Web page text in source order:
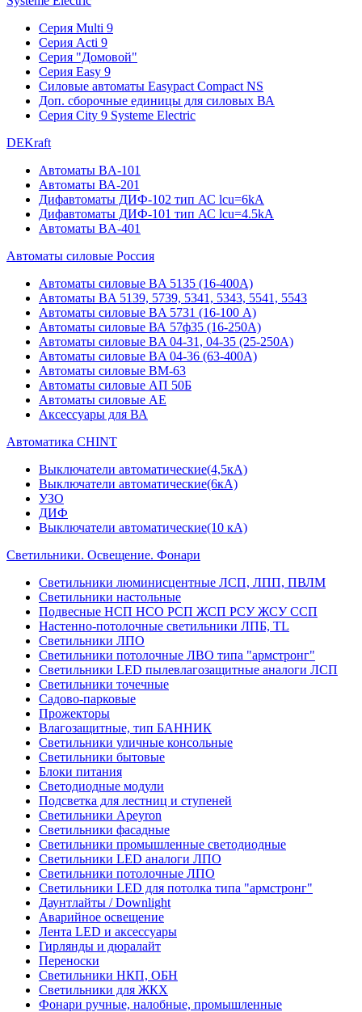
Серия Multi 9
Серия Acti 9
Серия "Домовой"
Серия Easy 9
Силовые автоматы Easypact Compact NS
Доп. сборочные единицы для силовых ВА
Серия City 9 Systeme Electric
DEKraft
Автоматы BA-101
Автоматы ВА-201
Дифавтоматы ДИФ-102 тип АС lcu=6kA
Дифавтоматы ДИФ-101 тип АС lcu=4.5kA
Автоматы BA-401
Автоматы силовые Россия
Автоматы силовые BA 5135 (16-400А)
Автоматы BA 5139, 5739, 5341, 5343, 5541, 5543
Автоматы силовые BA 5731 (16-100 А)
Автоматы силовые ВА 57ф35 (16-250А)
Автоматы силовые BA 04-31, 04-35 (25-250А)
Автоматы силовые BA 04-36 (63-400А)
Автоматы силовые ВМ-63
Автоматы силовые АП 50Б
Автоматы силовые АЕ
Аксессуары для ВА
Автоматика CHINT
Выключатели автоматические(4,5кА)
Выключатели автоматические(6кА)
УЗО
ДИФ
Выключатели автоматические(10 кА)
Светильники. Освещение. Фонари
Светильники люминисцентные ЛСП, ЛПП, ПВЛМ
Светильники настольные
Подвесные НСП НСО РСП ЖСП РСУ ЖСУ ССП
Настенно-потолочные светильники ЛПБ, TL
Светильники ЛПО
Светильники потолочные ЛВО типа "армстронг"
Светильники LED пылевлагозащитные аналоги ЛСП
Светильники точечные
Садово-парковые
Прожекторы
Влагозащитные, тип БАННИК
Светильники уличные консольные
Светильники бытовые
Блоки питания
Светодиодные модули
Подсветка для лестниц и ступеней
Светильники Apeyron
Светильники фасадные
Светильники промышленные светодиодные
Светильники LED аналоги ЛПО
Светильники потолочные ЛПО
Светильники LED для потолка типа "армстронг"
Даунтлайты / Downlight
Аварийное освещение
Лента LED и аксессуары
Гирлянды и дюралайт
Переноски
Светильники НКП, ОБН
Светильники для ЖКХ
Фонари ручные, налобные, промышленные